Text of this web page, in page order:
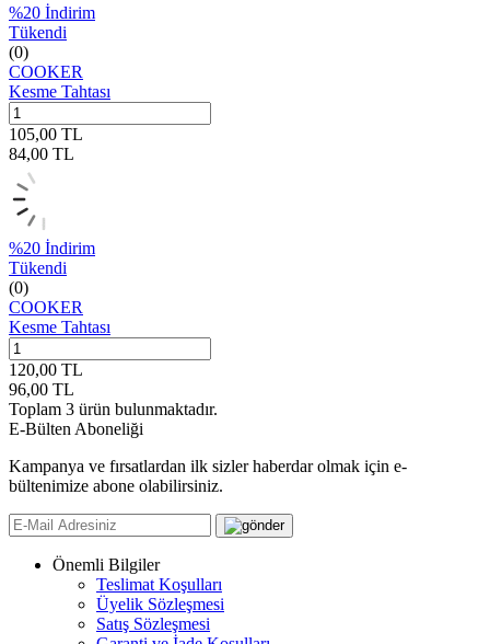
%20 İndirim
Tükendi
(0)
COOKER
Kesme Tahtası
105,00 TL
84,00 TL
%20 İndirim
Tükendi
(0)
COOKER
Kesme Tahtası
120,00 TL
96,00 TL
Toplam 3 ürün bulunmaktadır.
E-Bülten Aboneliği
Kampanya ve fırsatlardan ilk sizler haberdar olmak için e-
bültenimize abone olabilirsiniz.
Önemli Bilgiler
Teslimat Koşulları
Üyelik Sözleşmesi
Satış Sözleşmesi